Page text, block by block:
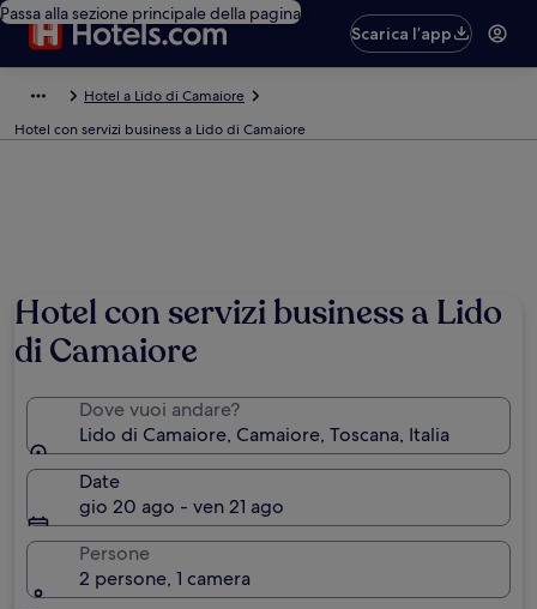
Passa alla sezione principale della pagina
Scarica l’app
Hotel a Lido di Camaiore
Hotel con servizi business a Lido di Camaiore
Hotel con servizi business a Lido
di Camaiore
Dove vuoi andare?
Lido di Camaiore, Camaiore, Toscana, Italia
Date
gio 20 ago - ven 21 ago
Persone
2 persone, 1 camera